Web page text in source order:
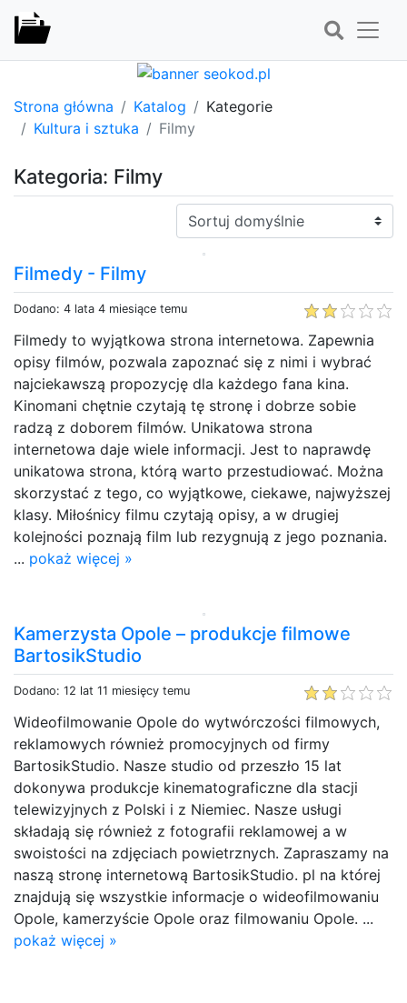
Strona główna Katalog
Kategorie
Kultura i sztuka
Filmy
Kategoria: Filmy
Sortuj:
Filmedy - Filmy
Dodano: 4 lata 4 miesiące temu
Filmedy to wyjątkowa strona internetowa. Zapewnia
opisy filmów, pozwala zapoznać się z nimi i wybrać
najciekawszą propozycję dla każdego fana kina.
Kinomani chętnie czytają tę stronę i dobrze sobie
radzą z doborem filmów. Unikatowa strona
internetowa daje wiele informacji. Jest to naprawdę
unikatowa strona, którą warto przestudiować. Można
skorzystać z tego, co wyjątkowe, ciekawe, najwyższej
klasy. Miłośnicy filmu czytają opisy, a w drugiej
kolejności poznają film lub rezygnują z jego poznania.
... pokaż więcej »
Kamerzysta Opole – produkcje filmowe
BartosikStudio
Dodano: 12 lat 11 miesięcy temu
Wideofilmowanie Opole do wytwórczości filmowych,
reklamowych również promocyjnych od firmy
BartosikStudio. Nasze studio od przeszło 15 lat
dokonywa produkcje kinematograficzne dla stacji
telewizyjnych z Polski i z Niemiec. Nasze usługi
składają się również z fotografii reklamowej a w
swoistości na zdjęciach powietrznych. Zapraszamy na
naszą stronę internetową BartosikStudio. pl na której
znajdują się wszystkie informacje o wideofilmowaniu
Opole, kamerzyście Opole oraz filmowaniu Opole. ...
pokaż więcej »